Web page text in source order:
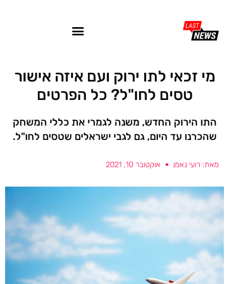
מי זכאי לתו ירוק ועם איזה אישור
טסים לחו"ל? כל הפרטים
התו הירוק החדש, משנה לגמרי את כללי המשחק
שהכרנו עד היום, גם לגבי ישראלים שטסים לחו"ל.
מאת: רועי נאמן אוקטובר 10, 2021